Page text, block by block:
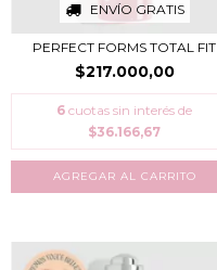
ENVÍO GRATIS
PERFECT FORMS TOTAL FIT
$217.000,00
6 cuotas sin interés de
$36.166,67